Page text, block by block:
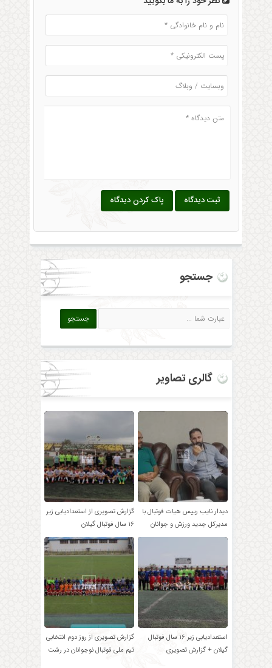
جستجو
گالری تصاویر
دیدار نایب رییس هیات فوتبال با
مدیرکل جدید ورزش و جوانان
گیلان
گزارش تصویری از استعدادیابی زیر
۱۶ سال فوتبال گیلان
استعدادیابی زیر ۱۶ سال فوتبال
گیلان + گزارش تصویری
گزارش تصویری از روز دوم انتخابی
تیم ملی فوتبال نوجوانان در رشت